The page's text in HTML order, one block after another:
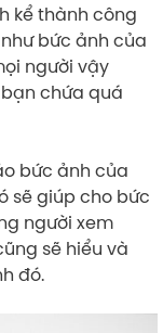
kể thành công
bức ảnh của
người vậy
chứa quá
bức ảnh của
sẽ giúp cho bức
người xem
sẽ hiểu và
đó.